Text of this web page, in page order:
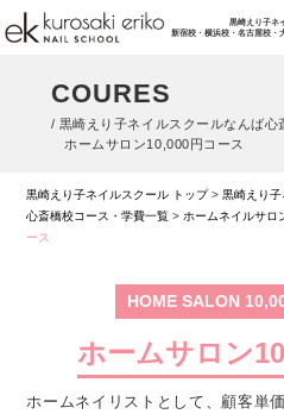
黒崎えり子ネ
新宿校・横浜校・名古屋校・
COURES
/ 黒崎えり子ネイルスクールなんば心
ホームサロン10,000円コース
黒崎えり子ネイルスクール トップ>黒崎えり
心斎橋校コース・学費一覧 > ホームネイルサロ
ース
HOME SALON
ホームサロン
ホームネイリストとして、顧客単